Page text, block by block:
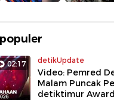
02:17 detikUpdate
Video: Pemred
Malam Puncak
detiktimur